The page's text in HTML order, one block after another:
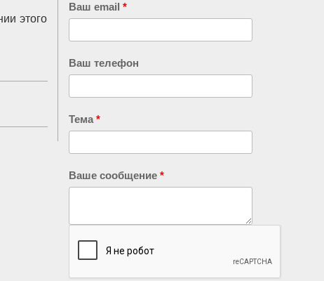
этого
Ваш email *
Ваш телефон
Тема *
Ваше сообщение *